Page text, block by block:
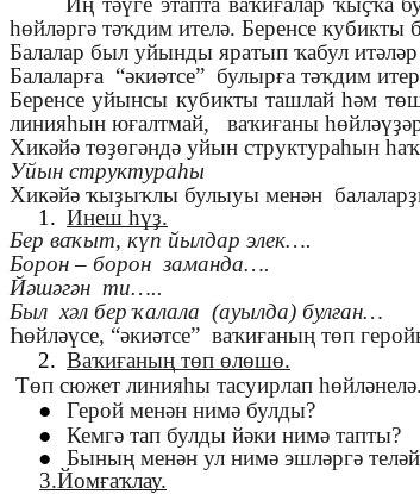
һөйләргә тәҡдим ителә. Беренсе
Балалар был уйынды яратып ҡабул
Балаларға “әкиәтсе” булырға тәҡдим
Беренсе уйынсы кубикты ташлай һәм
линияһын юғалтмай, ваҡиғаны
Хикәйә төҙөгәндә уйын структураһын
Уйын структураһы
Хикәйә ҡыҙыҡлы булыуы менән
Инеш һүҙ.
Бер ваҡыт, күп йылдар элек….
Борон – борон заманда….
Йәшәгән ти…..
Был хәл бер ҡалала (ауылда) булған…
Һөйләүсе, “әкиәтсе” ваҡиғаның төп
Ваҡиғаның төп өлөшө.
Төп сюжет линияһы тасуирлап һөйләнелә.
Герой менән нимә булды?
Кемгә тап булды йәки нимә тапты?
Бының менән ул нимә эшләргә
3.Йомғаҡлау.